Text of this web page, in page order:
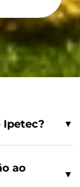
Ipetec? ▼
ao
▼